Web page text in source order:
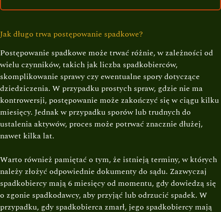
Jak długo trwa postępowanie spadkowe?
Postępowanie spadkowe może trwać różnie, w zależności od
wielu czynników, takich jak liczba spadkobierców,
skomplikowanie sprawy czy ewentualne spory dotyczące
dziedziczenia. W przypadku prostych spraw, gdzie nie ma
kontrowersji, postępowanie może zakończyć się w ciągu kilku
miesięcy. Jednak w przypadku sporów lub trudnych do
ustalenia aktywów, proces może potrwać znacznie dłużej,
nawet kilka lat.
Warto również pamiętać o tym, że istnieją terminy, w których
należy złożyć odpowiednie dokumenty do sądu. Zazwyczaj
spadkobiercy mają 6 miesięcy od momentu, gdy dowiedzą się
o zgonie spadkodawcy, aby przyjąć lub odrzucić spadek. W
przypadku, gdy spadkobierca zmarł, jego spadkobiercy mają